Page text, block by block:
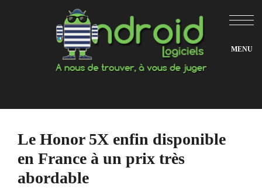
Le Honor 5X enfin disponible
en France à un prix très
abordable